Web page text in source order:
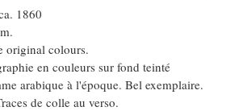
1860
original colours.
en couleurs sur fond teinté
arabique à l'époque. Bel exemplaire.
de colle au verso.